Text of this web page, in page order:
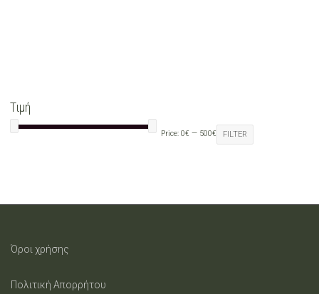
Τιμή
FILTER
Price:0€ — 500€
Όροι χρήσης
Πολιτική Απορρήτου